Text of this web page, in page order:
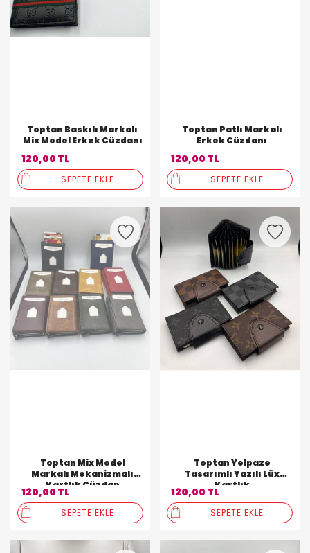
Toptan Baskılı Markalı
Mix Model Erkek Cüzdanı
120,00 TL
SEPETE EKLE
Toptan Patlı Markalı
Erkek Cüzdanı
120,00 TL
SEPETE EKLE
Toptan Mix Model
Markalı Mekanizmalı
Kartlık Cüzdan
120,00 TL
SEPETE EKLE
Toptan Yelpaze
Tasarımlı Yazılı Lüx
Kartlık
120,00 TL
SEPETE EKLE